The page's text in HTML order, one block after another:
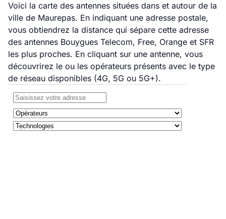
Voici la carte des antennes situées dans et autour de la
ville de Maurepas. En indiquant une adresse postale,
vous obtiendrez la distance qui sépare cette adresse
des antennes Bouygues Telecom, Free, Orange et SFR
les plus proches. En cliquant sur une antenne, vous
découvrirez le ou les opérateurs présents avec le type
de réseau disponibles (4G, 5G ou 5G+).